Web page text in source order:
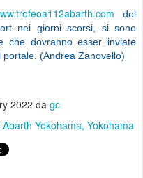
del
nei giorni scorsi, si sono
che dovranno esser inviate
(Andrea Zanovello)
2022 da gc
Yokohama Yokohama